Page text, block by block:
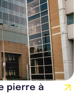
pierre à